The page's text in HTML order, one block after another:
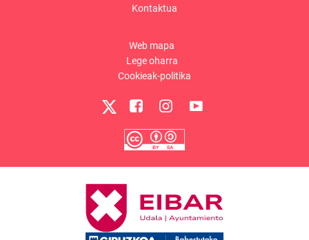
Kontaktua
Web mapa
Lege oharra
Cookieak-politika